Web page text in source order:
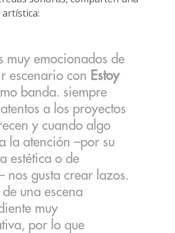
artística:
muy emocionados de
escenario con Estoy
banda. siempre
a los proyectos
y cuando algo
la atención –por su
estética o de
nos gusta crear lazos.
de una escena
muy
por lo que